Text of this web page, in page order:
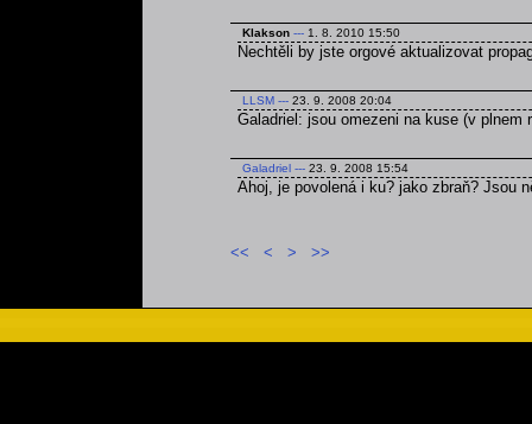
Klakson --- 1. 8. 2010 15:50
Nechtěli by jste orgové aktualizovat
LLSM --- 23. 9. 2008 20:04
Galadriel: jsou omezeni na kuse (v plnem
Galadriel --- 23. 9. 2008 15:54
Ahoj, je povolená i ku? jako zbraň? Jsou
<< < > >>